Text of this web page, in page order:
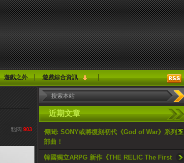
遊戲之外 遊戲綜合資訊
近期文章
傳聞: SONY或將復刻初代《God of War》系列三
部曲！
韓國獨立ARPG 新作《THE RELIC The First
點閱 903